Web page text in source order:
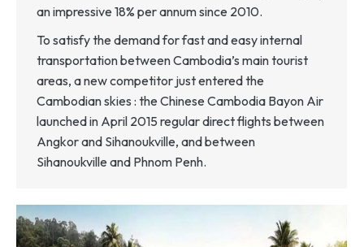
an impressive 18% per annum since 2010.
To satisfy the demand for fast and easy internal
transportation between Cambodia’s main tourist
areas, a new competitor just entered the
Cambodian skies : the Chinese Cambodia Bayon Air
launched in April 2015 regular direct flights between
Angkor and Sihanoukville, and between
Sihanoukville and Phnom Penh.